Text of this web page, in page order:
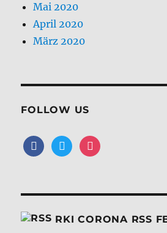
Mai 2020
April 2020
März 2020
FOLLOW US
facebooktwitterinstagram
RKI CORONA RSS